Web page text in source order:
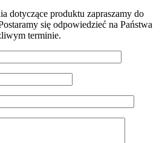
dotyczące produktu zapraszamy do
się odpowiedzieć na Państwa
terminie.